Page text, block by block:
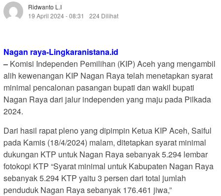
Ridwanto L.i
19 April 2024 - 08:31
224 Dilihat
Nagan raya-Lingkaranistana.id
– Komisi Independen Pemilihan (KIP) Aceh yang mengambil
alih kewenangan KIP Nagan Raya telah menetapkan syarat
minimal pencalonan pasangan bupati dan wakil bupati
Nagan Raya dari jalur independen yang maju pada Pilkada
2024.
Dari hasil rapat pleno yang dipimpin Ketua KIP Aceh, Saiful
pada Kamis (18/4/2024) malam, ditetapkan syarat minimal
dukungan KTP untuk Nagan Raya sebanyak 5.294 lembar
fotokopi KTP “Syarat minimal untuk Kabupaten Nagan Raya
sebanyak 5.294 KTP yaitu 3 persen dari total jumlah
penduduk Nagan Raya sebanyak 176.461 jiwa,”